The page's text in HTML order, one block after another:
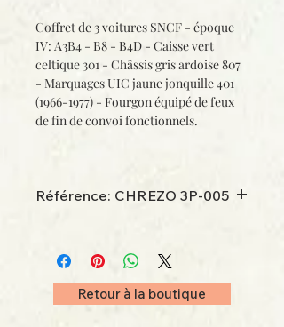
Coffret de 3 voitures SNCF - époque
IV: A3B4 - B8 - B4D - Caisse vert
celtique 301 - Châssis gris ardoise 807
- Marquages UIC jaune jonquille 401
(1966-1977) - Fourgon équipé de feux
de fin de convoi fonctionnels.
Référence: CHREZO 3P-005
annonce sont issus d’un photomontage
- L’aspect final du produit pourra
différer.Retour à la boutique